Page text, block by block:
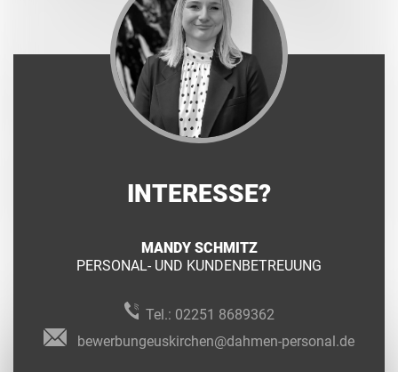
INTERESSE?
MANDY SCHMITZ
PERSONAL- UND KUNDENBETREUUNG
Tel.: 02251 8689362
bewerbungeuskirchen@dahmen-personal.de